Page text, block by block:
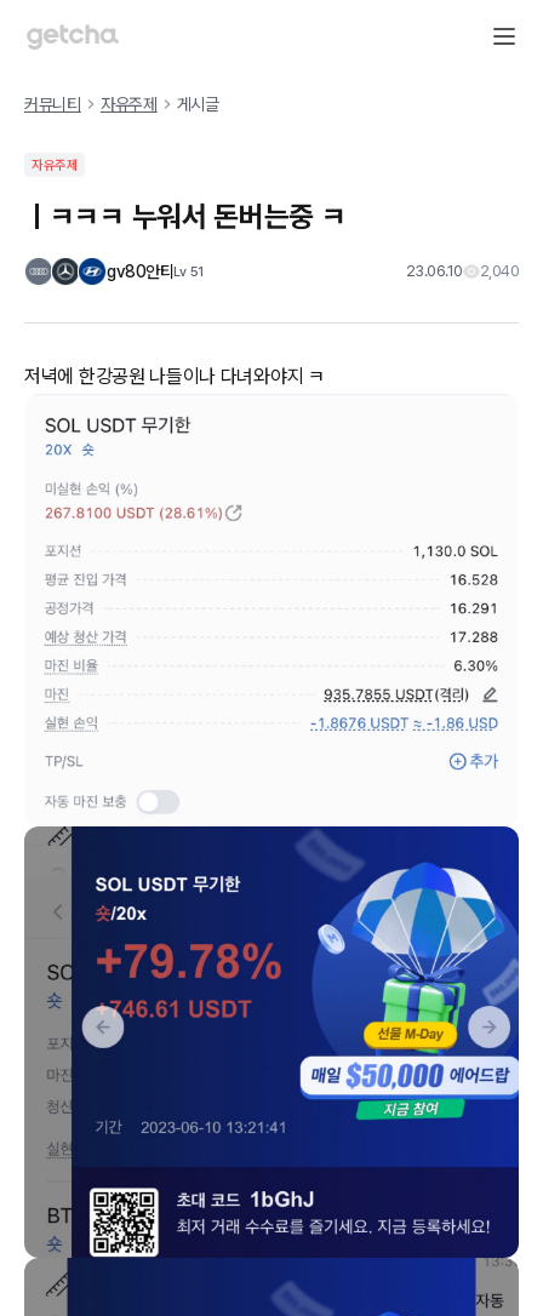
커뮤니티 자유주제 게시글
자유주제
ㅣㅋㅋㅋ 누워서 돈버는중 ㅋ
gv80안티 Lv 51 23.06.10 2,040
저녁에 한강공원 나들이나 다녀와야지 ㅋ